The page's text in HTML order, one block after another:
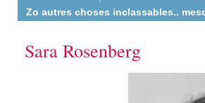
Zo autres choses inclassables..
Sara Rosenberg